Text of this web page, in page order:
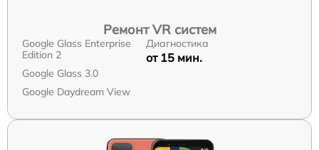
Ремонт VR систем
Google Glass Enterprise
Edition 2
Google Glass 3.0
Google Daydream View
Диагностика
от 15 мин.